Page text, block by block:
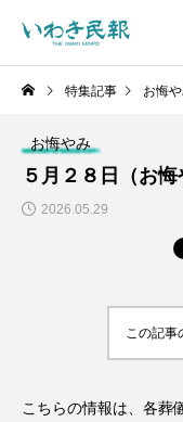
特集記事 お悔
お悔やみ
５月２８日（お悔
2026.05.29
この記事
こちらの情報は、各葬